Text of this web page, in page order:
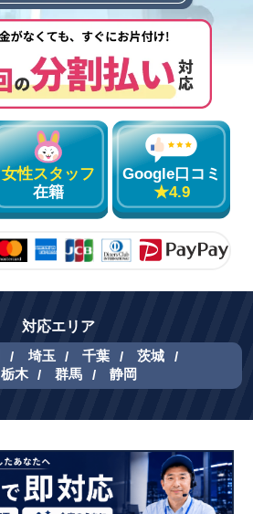
女性スタッフ
在籍
Google口コミ
★4.9
対応エリア
埼玉 千葉
茨城
栃木 群馬 静岡